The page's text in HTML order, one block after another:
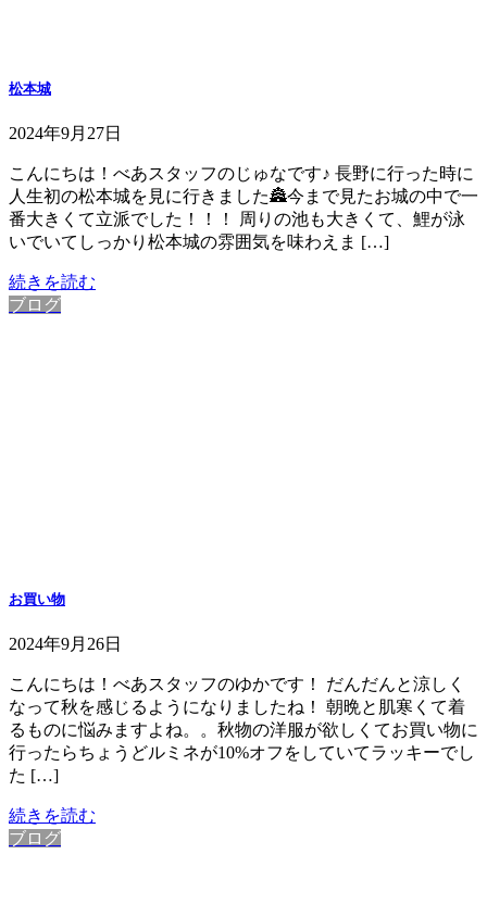
松本城
2024年9月27日
こんにちは！べあスタッフのじゅなです♪ 長野に行った時に
人生初の松本城を見に行きました🏯今まで見たお城の中で一
番大きくて立派でした！！！ 周りの池も大きくて、鯉が泳
いでいてしっかり松本城の雰囲気を味わえま […]
続きを読む
ブログ
お買い物
2024年9月26日
こんにちは！べあスタッフのゆかです！ だんだんと涼しく
なって秋を感じるようになりましたね！ 朝晩と肌寒くて着
るものに悩みますよね。。秋物の洋服が欲しくてお買い物に
行ったらちょうどルミネが10%オフをしていてラッキーでし
た […]
続きを読む
ブログ